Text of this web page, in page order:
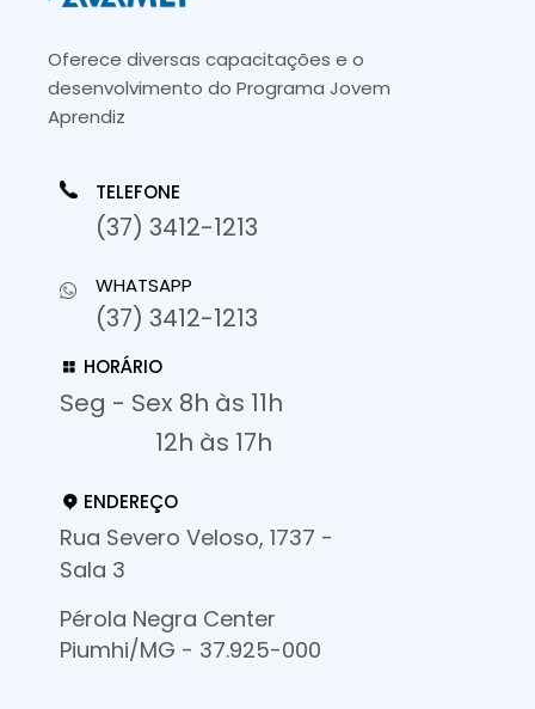
Oferece diversas capacitações e o
desenvolvimento do Programa Jovem
Aprendiz
TELEFONE
(37) 3412-1213
WHATSAPP
(37) 3412-1213
HORÁRIO
Seg - Sex 8h às 11h
12h às 17h
ENDEREÇO
Rua Severo Veloso, 1737 -
Sala 3
Pérola Negra Center
Piumhi/MG - 37.925-000